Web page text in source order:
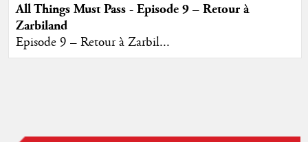
All Things Must Pass - Episode 9 – Retour à
Zarbiland
Episode 9 – Retour à Zarbil...